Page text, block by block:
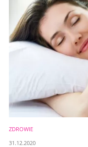
ZDROWIE
31.12.2020